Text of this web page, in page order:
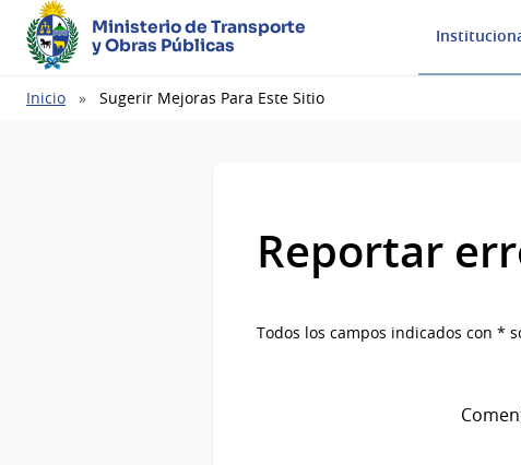
Ministerio de Transporte
y Obras Públicas
Ruta
Inicio Sugerir Mejoras Para Este Sitio
Reportar
Todos los campos indicados con *